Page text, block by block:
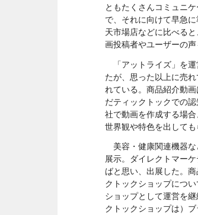
ともたくさんコミュニ
で、それに向けて早急
天市場店などに比べる
画投稿者やユーザーの
「アットライズ」を運
たが、思った以上に売
れている。商品紹介動
だティックトックでの
社で動画を作成する場
世界観や特色を出しても
美容・健康関連機器な
展示。ダイレクトマー
ばと思い、出展した。
クトックショップにつ
ショップとして運営を
クトックショップは）